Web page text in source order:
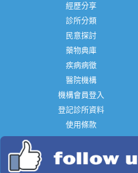
經歷分享
診所分類
民意探討
藥物典庫
疾病病徵
醫院機構
機構會員登入
登記診所資料
使用條款